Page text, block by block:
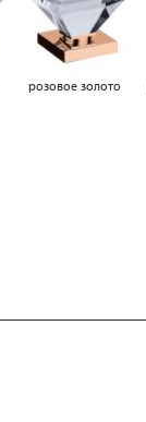
розовое золото